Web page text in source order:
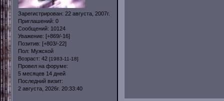
Зарегистрирован: 22 августа, 2007г.
Приглашений: 0
Сообщений: 10124
Уважение: [+869/-16]
Позитив: [+803/-22]
Пол: Мужской
Возраст: 42 [1983-11-18]
Провел на форуме:
5 месяцев 14 дней
Последний визит:
2 августа, 2026г. 20:33:40